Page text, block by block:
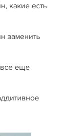
какие есть
заменить
все еще